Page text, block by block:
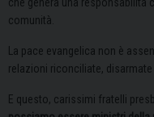
che genera una responsabilità
comunità.
La pace evangelica non è
relazioni riconciliate,
E questo, carissimi fratelli